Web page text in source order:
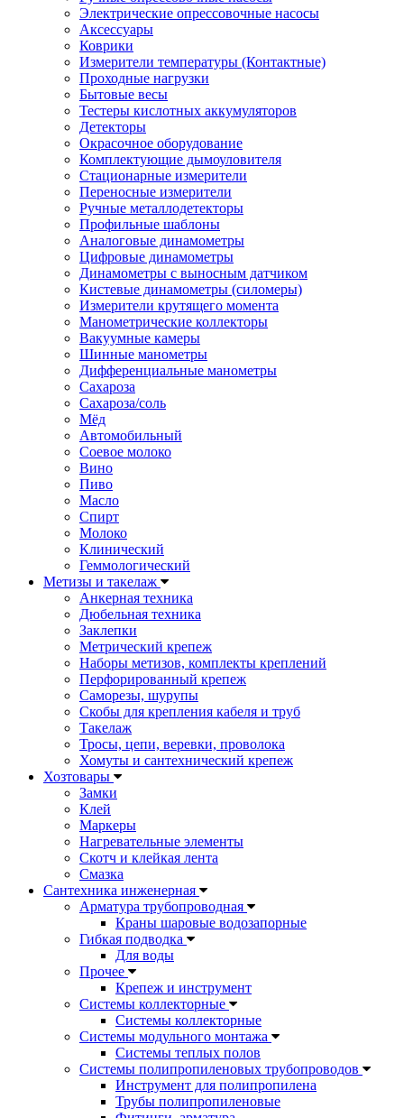
Электрические опрессовочные насосы
Аксессуары
Коврики
Измерители температуры (Контактные)
Проходные нагрузки
Бытовые весы
Тестеры кислотных аккумуляторов
Детекторы
Окрасочное оборудование
Комплектующие дымоуловителя
Стационарные измерители
Переносные измерители
Ручные металлодетекторы
Профильные шаблоны
Аналоговые динамометры
Цифровые динамометры
Динамометры с выносным датчиком
Кистевые динамометры (силомеры)
Измерители крутящего момента
Манометрические коллекторы
Вакуумные камеры
Шинные манометры
Дифференциальные манометры
Сахароза
Сахароза/соль
Мёд
Автомобильный
Соевое молоко
Вино
Пиво
Масло
Спирт
Молоко
Клинический
Геммологический
Метизы и такелаж
Анкерная техника
Дюбельная техника
Заклепки
Метрический крепеж
Наборы метизов, комплекты креплений
Перфорированный крепеж
Саморезы, шурупы
Скобы для крепления кабеля и труб
Такелаж
Тросы, цепи, веревки, проволока
Хомуты и сантехнический крепеж
Хозтовары
Замки
Клей
Маркеры
Нагревательные элементы
Скотч и клейкая лента
Смазка
Сантехника инженерная
Арматура трубопроводная
Краны шаровые водозапорные
Гибкая подводка
Для воды
Прочее
Крепеж и инструмент
Системы коллекторные
Системы коллекторные
Системы модульного монтажа
Системы теплых полов
Системы полипропиленовых трубопроводов
Инструмент для полипропилена
Трубы полипропиленовые